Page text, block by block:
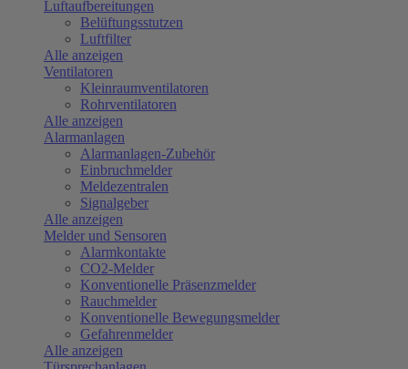
Luftaufbereitungen
Belüftungsstutzen
Luftfilter
Alle anzeigen
Ventilatoren
Kleinraumventilatoren
Rohrventilatoren
Alle anzeigen
Alarmanlagen
Alarmanlagen-Zubehör
Einbruchmelder
Meldezentralen
Signalgeber
Alle anzeigen
Melder und Sensoren
Alarmkontakte
CO2-Melder
Konventionelle Präsenzmelder
Rauchmelder
Konventionelle Bewegungsmelder
Gefahrenmelder
Alle anzeigen